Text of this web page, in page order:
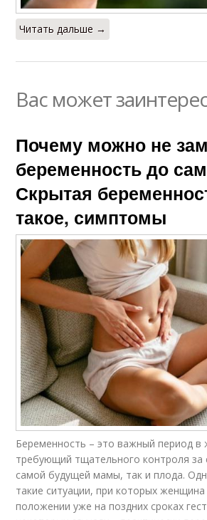
Читать дальше →
Вас может
Почему можно не
беременность до
Скрытая
такое, симптомы
Беременность – это важный период
требующий тщательного контроля за
самой будущей мамы, так и плода.
такие ситуации, при которых
положении уже на поздних сроках